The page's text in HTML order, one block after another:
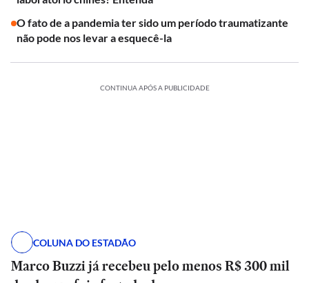
O fato de a pandemia ter sido um período traumatizante
não pode nos levar a esquecê-la
CONTINUA APÓS A PUBLICIDADE
COLUNA DO ESTADÃO
Marco Buzzi já recebeu pelo menos R$ 300 mil